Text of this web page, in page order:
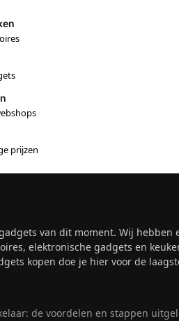
prijzen
van dit moment. Wij hebben
elektronische gadgets en
kopen doe je hier voor de
de voordelen en stappen